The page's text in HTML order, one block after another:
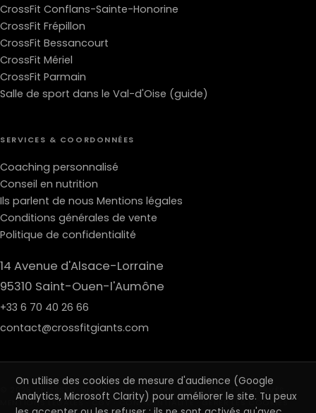
CrossFit Conflans-Sainte-Honorine
CrossFit Frépillon
CrossFit Bessancourt
CrossFit Mériel
CrossFit Parmain
Salle de sport dans le Val-d'Oise (guide)
SERVICES & COORDONNÉES
Coaching personnalisé
Conseil en nutrition
Ils parlent de nous Mentions légales
Conditions générales de vente
Politique de confidentialité
14 Avenue d'Alsace-Lorraine
95310 Saint-Ouen-l'Aumône
+33 6 70 40 26 66
contact@crossfitgiants.com
© 2026 CROSSFIT GIANTS · REVIVE SARL · TOUS DROITS RÉSERVÉS ·
MENTIONS LÉGALES ·CGV ·CONFIDENTIALITÉ·GÉRER LES COOKIES
On utilise des cookies de mesure d'audience (Google
Analytics, Microsoft Clarity) pour améliorer le site. Tu peux